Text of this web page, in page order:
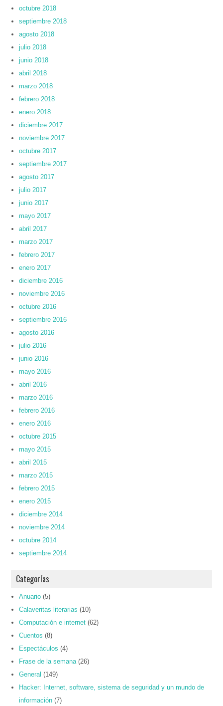
octubre 2018
septiembre 2018
agosto 2018
julio 2018
junio 2018
abril 2018
marzo 2018
febrero 2018
enero 2018
diciembre 2017
noviembre 2017
octubre 2017
septiembre 2017
agosto 2017
julio 2017
junio 2017
mayo 2017
abril 2017
marzo 2017
febrero 2017
enero 2017
diciembre 2016
noviembre 2016
octubre 2016
septiembre 2016
agosto 2016
julio 2016
junio 2016
mayo 2016
abril 2016
marzo 2016
febrero 2016
enero 2016
octubre 2015
mayo 2015
abril 2015
marzo 2015
febrero 2015
enero 2015
diciembre 2014
noviembre 2014
octubre 2014
septiembre 2014
Categorías
Anuario (5)
Calaveritas literarias (10)
Computación e internet (62)
Cuentos (8)
Espectáculos (4)
Frase de la semana (26)
General (149)
Hacker: Internet, software, sistema de seguridad y un mundo de
información (7)